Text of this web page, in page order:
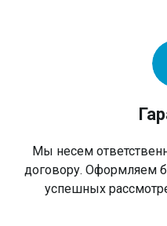
Мы несем
договору. Оформляем
успешных